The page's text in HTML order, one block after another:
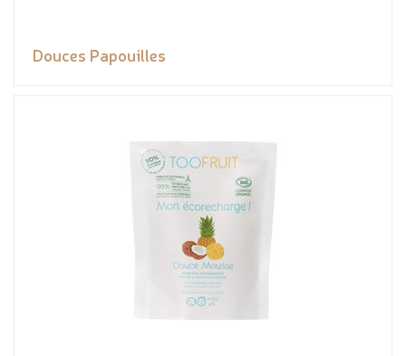
Douces Papouilles